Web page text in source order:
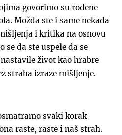
govorimo su rođene
Možda ste i same nekada
i kritika na osnovu
se da ste uspele da se
život kao hrabre
straha izraze mišljenje.
svaki korak
raste, raste i naš strah.